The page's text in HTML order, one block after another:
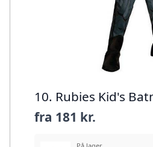
10. Rubies Kid's
fra 181 kr.